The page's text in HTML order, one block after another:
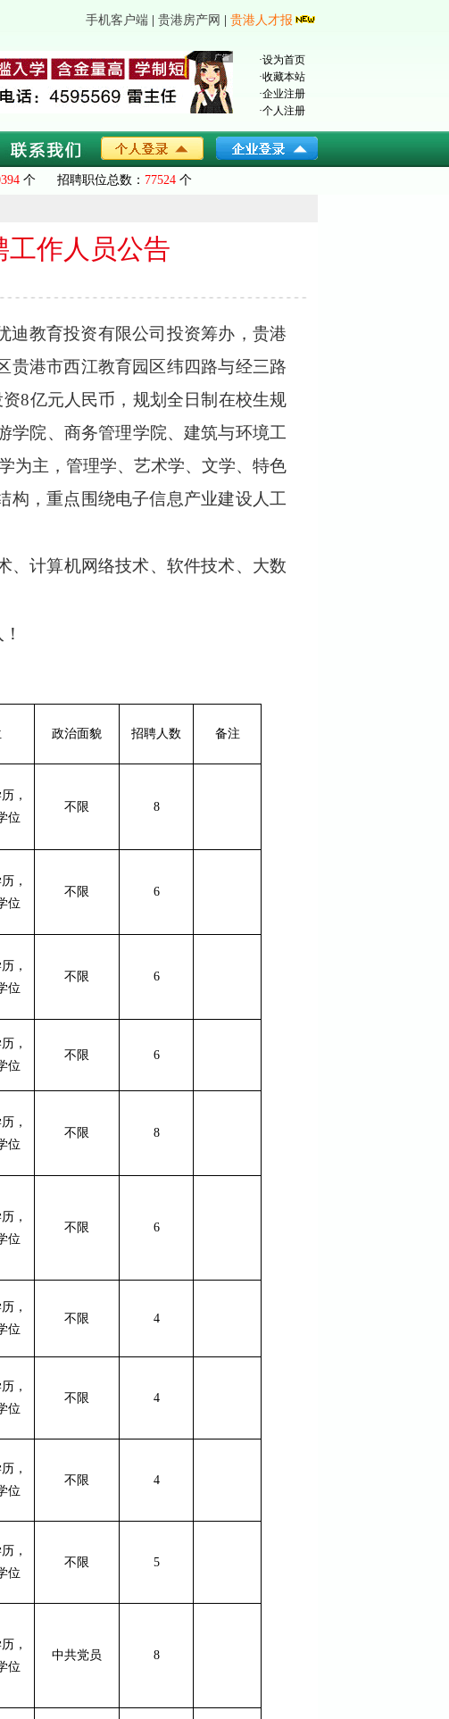
手机客户端 贵港房产网 贵港人才报
·设为首页
·收藏本站
·企业注册
·个人注册
个 招聘职位总数： 77524 个
工作人员公告
迪教育投资有限公司投资筹办，贵港
贵港市西江教育园区纬四路与经三路
资8亿元人民币， 规划全日制在校生规
学院、商务管理学院、建筑与环境工
为主，管理学、艺术学、文学、特色
构，重点围绕电子信息产业建设人工
、计算机网络技术、软件技术、大数
政治面貌 招聘人数 备注
，
位
不限 8
，
位
不限 6
，
位
不限 6
，
位
不限 6
，
位
不限 8
，
位
不限 6
，
位
不限 4
，
位
不限 4
，
位
不限 4
，
位
不限 5
，
位
中共党员 8